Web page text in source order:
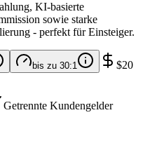
KI-basierte
sowie starke
- perfekt für Einsteiger.
bis zu 30:1
$20
Getrennte Kundengelder